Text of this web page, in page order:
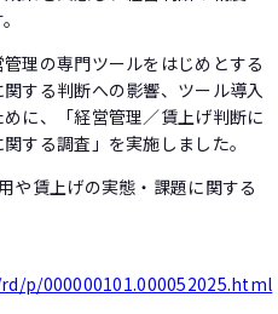
理の専門ツールをはじめとする
する判断への影響、ツール導入
に、「経営管理／賃上げ判断に
する調査」を実施しました。
や賃上げの実態・課題に関する
p/000000101.000052025.html